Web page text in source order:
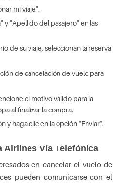
mi viaje".
y "Apellido del pasajero" en las
de su viaje, seleccionan la reserva
de cancelación de vuelo para
el motivo válido para la
al finalizar la compra.
y haga clic en la opción "Enviar".
Airlines Vía Telefónica
en cancelar el vuelo de
pueden comunicarse con el